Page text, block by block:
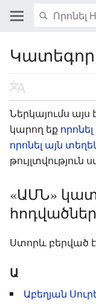
Ներկայումս այս
կարող եք
որոնել այն
թույլտվություն
«ԱՄՆ»
Ստորև բերված է
Ա
Աբեղյան